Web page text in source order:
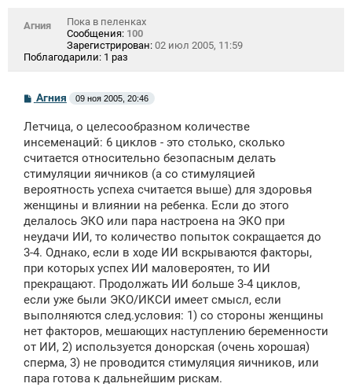
Агния
Пока в пеленках
Сообщения: 100
Зарегистрирован: 02 июл 2005, 11:59
Поблагодарили: 1 раз
С
о
б
щ
н
и
Агния 09 ноя 2005, 20:46
Летчица, о целесообразном количестве
инсеменаций: 6 циклов - это столько, сколько
считается относительно безопасным делать
стимуляции яичников (а со стимуляцией
вероятность успеха считается выше) для здоровья
женщины и влиянии на ребенка. Если до этого
делалось ЭКО или пара настроена на ЭКО при
неудачи ИИ, то количество попыток сокращается до
3-4. Однако, если в ходе ИИ вскрываются факторы,
при которых успех ИИ маловероятен, то ИИ
прекращают. Продолжать ИИ больше 3-4 циклов,
если уже были ЭКО/ИКСИ имеет смысл, если
выполняются след.условия: 1) со стороны женщины
нет факторов, мешающих наступлению беременности
от ИИ, 2) используется донорская (очень хорошая)
сперма, 3) не проводится стимуляция яичников, или
пара готова к дальнейшим рискам.